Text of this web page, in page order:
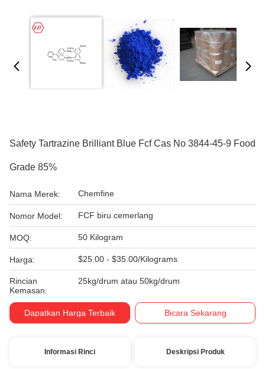
Safety Tartrazine Brilliant Blue Fcf Cas No 3844-45-9 Food
Grade 85%
Nama Merek: Chemfine
Nomor Model: FCF biru cemerlang
MOQ: 50 Kilogram
Harga: $25.00 - $35.00/Kilograms
Rincian
Kemasan:
25kg/drum atau 50kg/drum
Dapatkan Harga Terbaik Bicara Sekarang
Informasi Rinci Deskripsi Produk